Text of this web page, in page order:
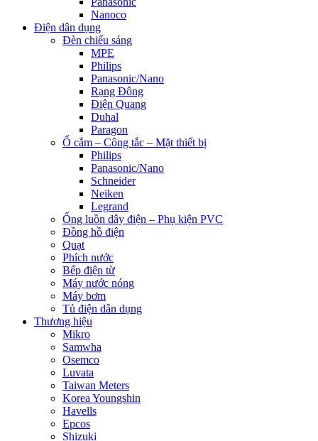
Nanoco
Điện dân dụng
Đèn chiếu sáng
MPE
Philips
Panasonic/Nano
Rạng Đông
Điện Quang
Duhal
Paragon
Ổ cắm – Công tắc – Mặt thiết bị
Philips
Panasonic/Nano
Schneider
Neiken
Legrand
Ống luồn dây điện – Phụ kiện PVC
Đồng hồ điện
Quạt
Phích nước
Bếp điện từ
Máy nước nóng
Máy bơm
Tủ điện dân dụng
Thương hiệu
Mikro
Samwha
Osemco
Luvata
Taiwan Meters
Korea Youngshin
Havells
Epcos
Shizuki